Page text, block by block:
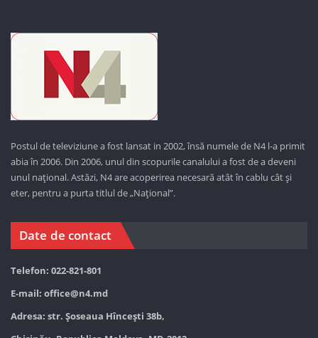
Postul de televiziune a fost lansat in 2002, însă numele de N4 l-a primit
abia în 2006. Din 2006, unul din scopurile canalului a fost de a deveni
unul național. Astăzi, N4 are acoperirea necesară atât în cablu cât și
eter, pentru a purta titlul de „Național”.
Date de contact
Telefon: 022-821-801
E-mail: office@n4.md
Adresa: str. Șoseaua Hînceşti 38b,